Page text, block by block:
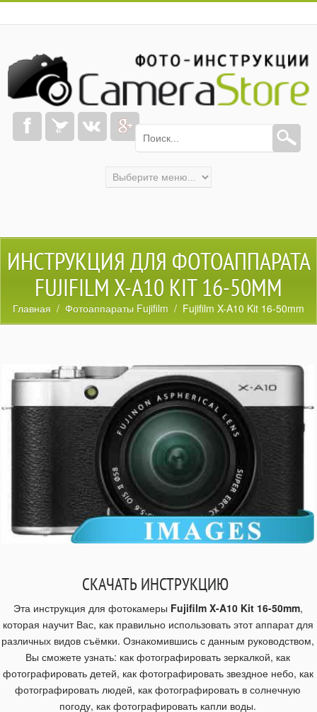
ИНСТРУКЦИЯ ДЛЯ ФОТОАППАРАТА
FUJIFILM X-A10 KIT 16-50MM
Главная / Фотоаппараты Fujifilm / Fujifilm X-A10 Kit 16-50mm
СКАЧАТЬ ИНСТРУКЦИЮ
Эта инструкция для фотокамеры Fujifilm X-A10 Kit 16-50mm,
которая научит Вас, как правильно использовать этот аппарат для
различных видов съёмки. Ознакомившись с данным руководством,
Вы сможете узнать: как фотографировать зеркалкой, как
фотографировать детей, как фотографировать звездное небо, как
фотографировать людей, как фотографировать в солнечную
погоду, как фотографировать капли воды.